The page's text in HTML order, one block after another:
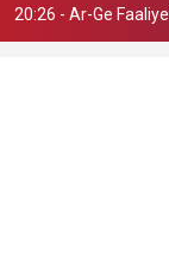
20:26 - Ar-Ge